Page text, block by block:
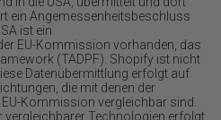
ein Angemessenheitsbeschluss
ist ein
EU-Kommission vorhanden, das
(TADPF). Shopify ist nicht
Datenübermittlung erfolgt auf
die mit denen der
Kommission vergleichbar sind.
vergleichbarer Technologien erfolgt